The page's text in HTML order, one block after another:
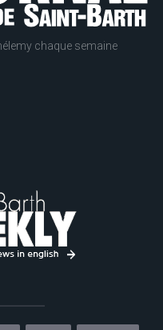
chaque semaine